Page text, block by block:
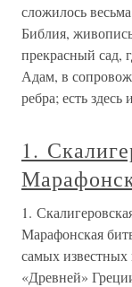
сложилось
Библия,
прекрасный сад,
Адам, в
ребра; есть здесь и
1.
1.
Марафонская
самых
«Древней»